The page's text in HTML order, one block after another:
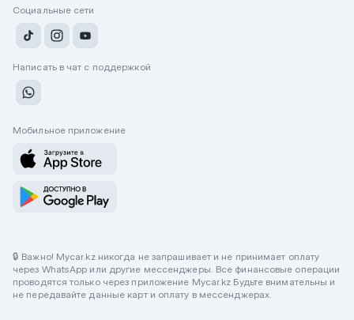
Социальные сети
Написать в чат с поддержкой
Мобильное приложение
🔒 Важно! Mycar.kz никогда не запрашивает и не принимает оплату
через WhatsApp или другие мессенджеры. Все финансовые операции
проводятся только через приложение Mycar.kz Будьте внимательны и
не передавайте данные карт и оплату в мессенджерах.